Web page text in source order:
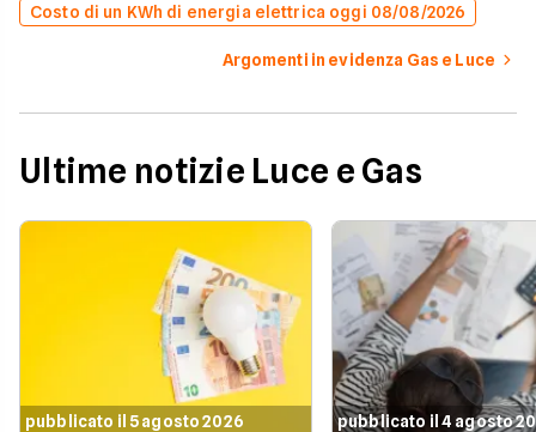
Costo di un KWh di energia elettrica oggi 08/08/2026
Argomenti in evidenza Gas e Luce
Ultime notizie Luce e Gas
pubblicato il 5 agosto 2026 pubblicato il 4 agosto